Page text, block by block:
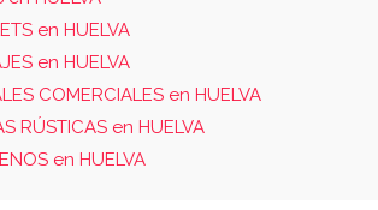
en HUELVA
en HUELVA
COMERCIALES en HUELVA
RÚSTICAS en HUELVA
en HUELVA